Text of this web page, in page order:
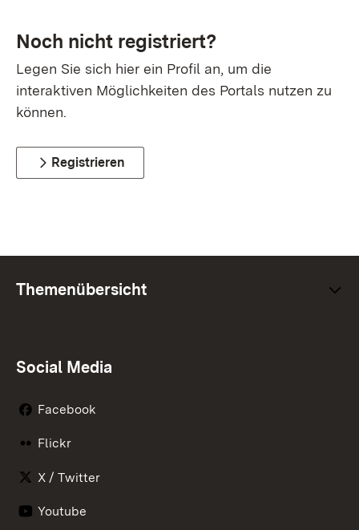
Noch nicht registriert?
Legen Sie sich hier ein Profil an, um die
interaktiven Möglichkeiten des Portals nutzen zu
können.
Registrieren
Themenübersicht
Social Media
Facebook
Flickr
X / Twitter
Youtube